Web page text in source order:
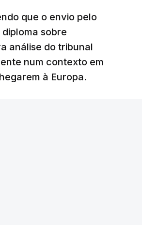
que o envio pelo
sobre
análise do tribunal
num contexto em
à Europa.